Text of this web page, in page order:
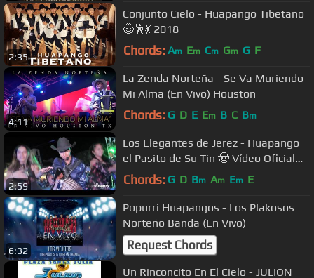
2:35
Conjunto Cielo - Huapango Tibetano
🤠🕺💃 2018
Chords: Am Em Cm Gm G F
4:11
La Zenda Norteña - Se Va Muriendo
Mi Alma (En Vivo) Houston
Chords: G D E Em B C Bm
2:59
Los Elegantes de Jerez - Huapango
el Pasito de Su Tin 🤠 Vídeo Oficial
2018
Chords: G D Bm Am Em E
6:32
Popurri Huapangos - Los Plakosos
Norteño Banda (En Vivo)
Request Chords
Un Rinconcito En El Cielo - JULION